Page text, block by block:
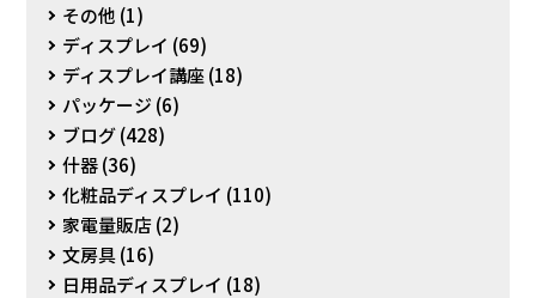
その他 (1)
ディスプレイ (69)
ディスプレイ講座(18)
パッケージ (6)
ブログ(428)
什器(36)
化粧品ディスプレイ (110)
家電量販店(2)
文房具(16)
日用品ディスプレイ (18)